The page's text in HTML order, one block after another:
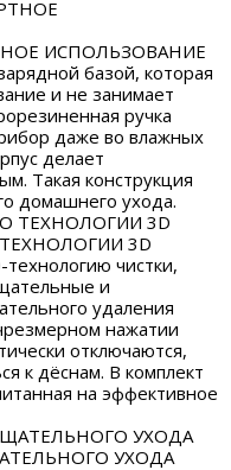
ИСПОЛЬЗОВАНИЕ
базой, которая
и не занимает
ручка
даже во влажных
делает
Такая конструкция
домашнего ухода.
3D
чистки,
и
удаления
нажатии
отключаются,
к дёснам. В комплект
на эффективное
УХОДА